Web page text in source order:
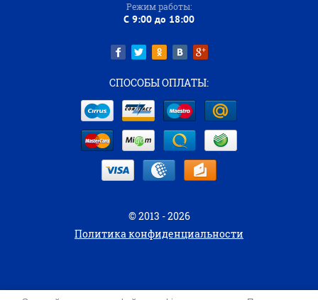
Режим работы:
C 9:00 до 18:00
СПОСОБЫ ОПЛАТЫ:
© 2013 - 2026
Политика конфиденциальности